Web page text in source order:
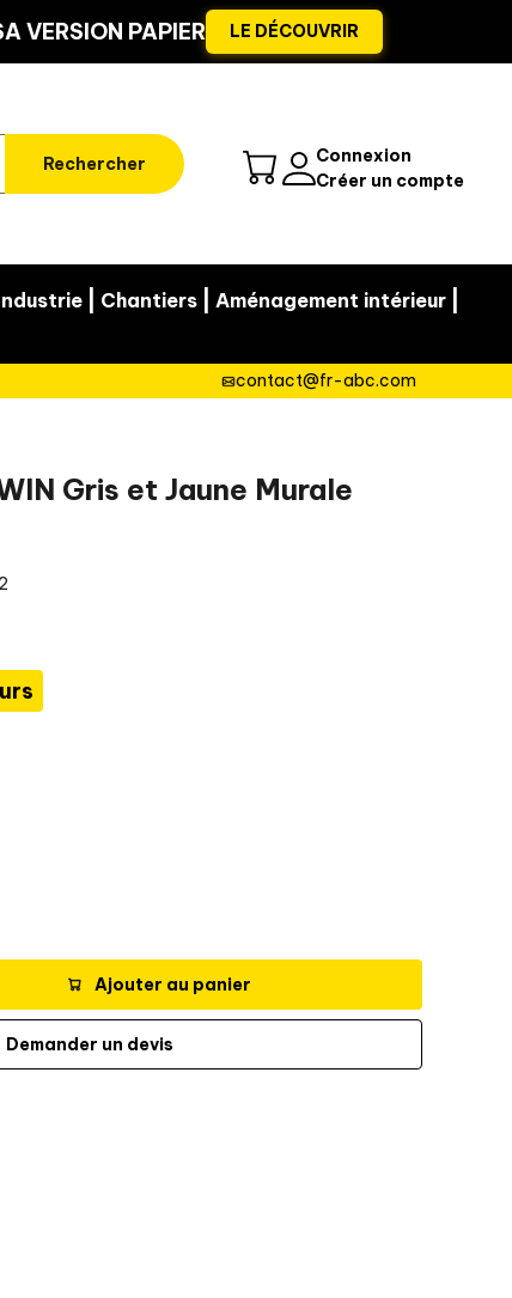
VERSION PAPIER LE DÉCOUVRIR
Rechercher
Connexion
Créer un compte
Chantiers Aménagement intérieur
contact@fr-abc.com
Gris et Jaune Murale
Ajouter au panier
Demander un devis